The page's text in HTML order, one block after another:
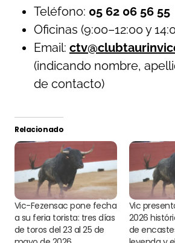
Teléfono: 05 62 06 56 55
Oficinas (9:00–12:00 y
Email:
(indicando nombre,
de contacto)
Relacionado
Vic-Fezensac pone fecha
a su feria torista: tres días
de toros del 23 al 25 de
Vic
2026
de